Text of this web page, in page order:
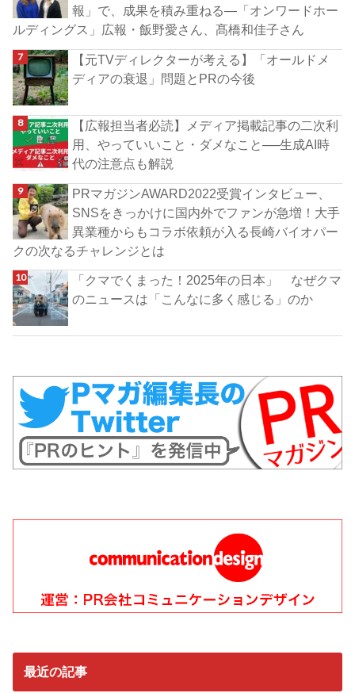
報」で、成果を積み重ねる―「オンワードホー
ルディングス」広報・飯野愛さん、髙橋和佳子さん
【元TVディレクターが考える】「オールドメ
ディアの衰退」問題とPRの今後
【広報担当者必読】メディア掲載記事の二次利
用、やっていいこと・ダメなこと──生成AI時
代の注意点も解説
PRマガジンAWARD2022受賞インタビュー、
SNSをきっかけに国内外でファンが急増！大手
異業種からもコラボ依頼が入る長崎バイオパー
クの次なるチャレンジとは
「クマでくまった！2025年の日本」 なぜクマ
のニュースは「こんなに多く感じる」のか
最近の記事